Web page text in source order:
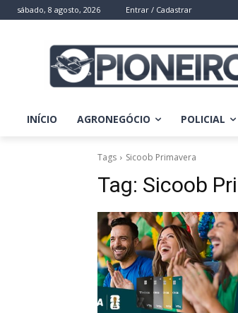
sábado, 8 agosto, 2026 Entrar / Cadastrar
INÍCIO AGRONEGÓCIO POLICIAL
Tags Sicoob Primavera
Tag: Sicoob